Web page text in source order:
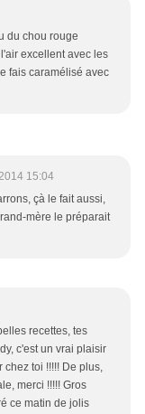
du chou rouge
excellent avec les
fais caramélisé avec
15:04
çà le fait aussi,
mère le préparait
recettes, tes
c'est un vrai plaisir
chez toi !!!!! De plus,
merci !!!!! Gros
ce matin de jolis